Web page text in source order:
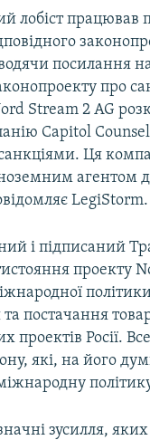
лобіст
посилання
про
Stream 2 AG
Capitol Counsel
Ця
агентом
LegiStorm.
і підписаний
проекту
постачання
проектів Росії.
які, на його
зусилля,